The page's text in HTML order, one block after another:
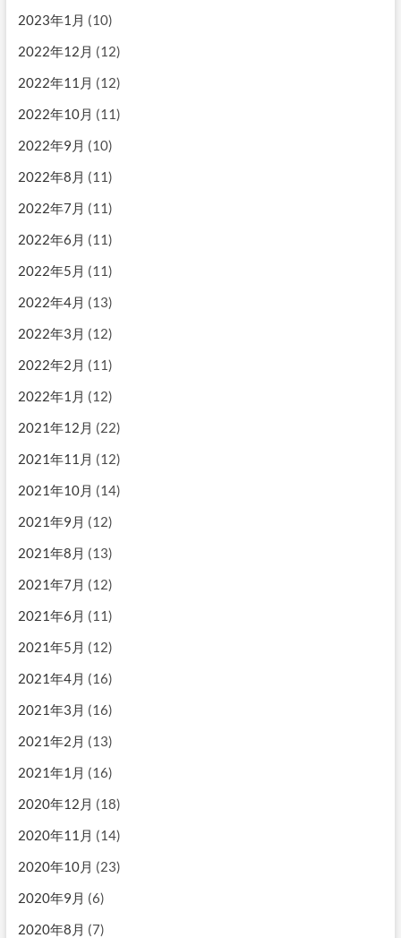
2023年1月 (10)
2022年12月 (12)
2022年11月 (12)
2022年10月 (11)
2022年9月 (10)
2022年8月 (11)
2022年7月 (11)
2022年6月 (11)
2022年5月 (11)
2022年4月 (13)
2022年3月 (12)
2022年2月 (11)
2022年1月 (12)
2021年12月 (22)
2021年11月 (12)
2021年10月 (14)
2021年9月 (12)
2021年8月 (13)
2021年7月 (12)
2021年6月 (11)
2021年5月 (12)
2021年4月 (16)
2021年3月 (16)
2021年2月 (13)
2021年1月 (16)
2020年12月 (18)
2020年11月 (14)
2020年10月 (23)
2020年9月 (6)
2020年8月 (7)